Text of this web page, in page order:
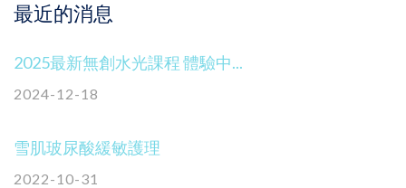
最近的消息
2025最新無創水光課程 體驗中...
2024-12-18
雪肌玻尿酸緩敏護理
2022-10-31